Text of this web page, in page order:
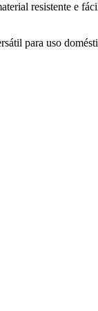
resistente e
para uso